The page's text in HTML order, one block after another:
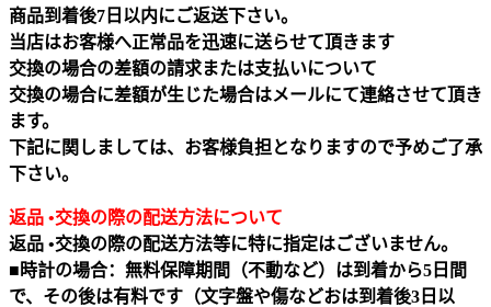
商品到着後7日以内にご返送下さい。
当店はお客様へ正常品を迅速に送らせて頂きます
交換の場合の差額の請求または支払いについて
交換の場合に差額が生じた場合はメールにて連絡させて頂き
ます。
下記に関しましては、お客様負担となりますので予めご了承
下さい。
返品 •交換の際の配送方法について
返品 •交換の際の配送方法等に特に指定はございません。
■時計の場合：無料保障期間（不動など）は到着から5日間
で、その後は有料です（文字盤や傷などおは到着後3日以